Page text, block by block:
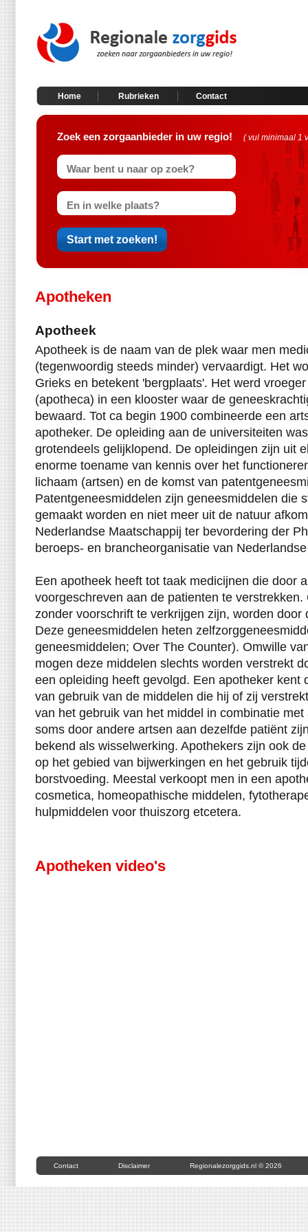
Home Rubrieken Contact
Zoek een zorgaanbieder in uw regio! ( vul minimaal 1
Apotheken
Apotheek
Apotheek is de naam van de plek waar men
(tegenwoordig steeds minder) vervaardigt. Het
Grieks en betekent 'bergplaats'. Het werd
(apotheca) in een klooster waar de
bewaard. Tot ca begin 1900 combineerde een
apotheker. De opleiding aan de universiteiten
grotendeels gelijklopend. De opleidingen zijn uit
enorme toename van kennis over het
lichaam (artsen) en de komst van
Patentgeneesmiddelen zijn geneesmiddelen die
gemaakt worden en niet meer uit de natuur
Nederlandse Maatschappij ter bevordering der
beroeps- en brancheorganisatie van
Een apotheek heeft tot taak medicijnen die door
voorgeschreven aan de patienten te verstrekken.
zonder voorschrift te verkrijgen zijn, worden door
Deze geneesmiddelen heten
geneesmiddelen; Over The Counter). Omwille
mogen deze middelen slechts worden verstrekt
een opleiding heeft gevolgd. Een apotheker kent
van gebruik van de middelen die hij of zij
van het gebruik van het middel in combinatie
soms door andere artsen aan dezelfde patiënt
bekend als wisselwerking. Apothekers zijn ook
op het gebied van bijwerkingen en het gebruik
borstvoeding. Meestal verkoopt men in een
cosmetica, homeopathische middelen,
hulpmiddelen voor thuiszorg etcetera.
Apotheken video's
Contact Disclaimer Regionalezorggids.nl © 2026